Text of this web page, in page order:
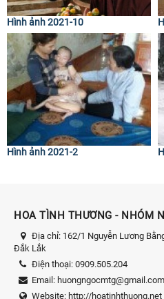
Hình ảnh 2021-10
Hình ảnh 2021-2
HOA TÌNH THƯƠNG - NHÓM
Địa chỉ: 162/1 Nguyễn Lương
Đắk Lắk
Điện thoại: 0909.505.204
Email: huongngocmtg@gmail.com
Website: http://hoatinhthuong.net